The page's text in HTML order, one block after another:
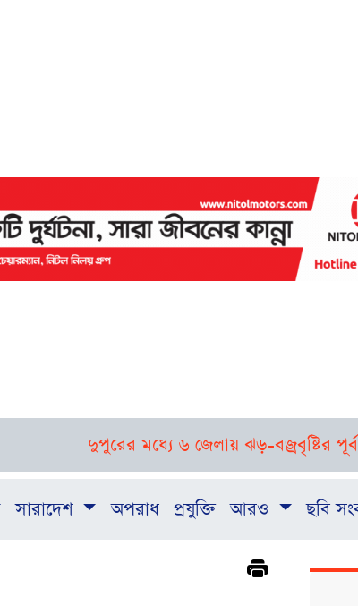
দুপুরের মধ্যে ৬ জেলায় ঝড়-বজ্রবৃষ্টির পূর্বাভাস,
সারাদেশ অপরাধ প্রযুক্তি আরও ছবি